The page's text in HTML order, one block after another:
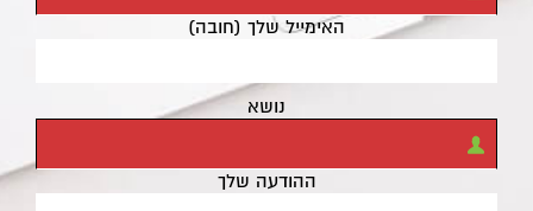
האימייל שלך (חובה)
נושא
ההודעה שלך